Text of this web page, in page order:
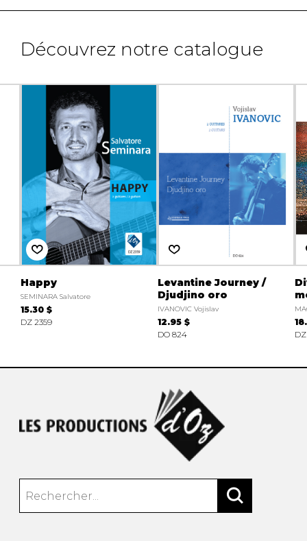
Découvrez notre catalogue
Happy
SEMINARA Salvatore
15.30 $
DZ 2359
Levantine Journey /
Djudjino oro
IVANOVIC Vojislav
12.95 $
DO 824